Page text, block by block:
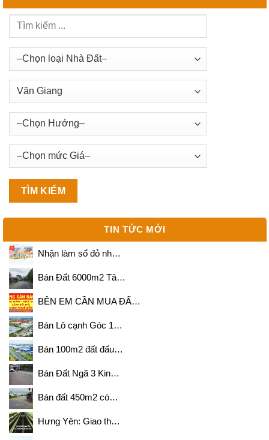
TIN TỨC MỚI
Nhận làm sổ đỏ nh…
Bán Đất 6000m2 Tâ…
BÊN EM CẦN MUA ĐẤ…
Bán Lô cạnh Góc 1…
Bán 100m2 đất đấu…
Bán Đất Ngã 3 Kin…
Bán đất 450m2 có…
Hưng Yên: Giao th…